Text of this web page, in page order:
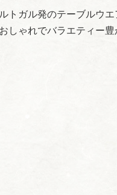
トガル発のテーブルウエ
しゃれでバラエティー